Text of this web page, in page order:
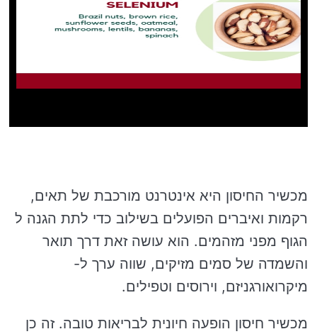
מכשיר החיסון היא אינטרנט מורכבת של תאים,
רקמות ואיברים הפועלים בשילוב כדי לתת הגנה ל
הגוף מפני מזהמים. הוא עושה זאת דרך תואר
והשמדה של סמים מזיקים, שווה ערך ל-
מיקרואורגניזם, וירוסים וטפילים.
מכשיר חיסון הופעה חיונית לבריאות טובה. זה כן